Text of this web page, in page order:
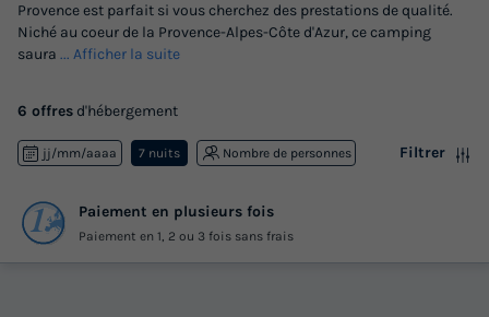
Provence est parfait si vous cherchez des prestations de qualité.
Niché au coeur de la Provence-Alpes-Côte d'Azur, ce camping
saura ... Afficher la suite
6 offres d'hébergement
jj/mm/aaaa 7 nuits Nombre de personnes Filtrer
Paiement en plusieurs fois
Paiement en 1, 2 ou 3 fois sans frais